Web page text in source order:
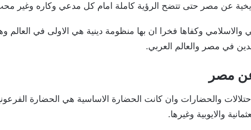
عن مصر حتى تتضح الرؤية كاملة امام كل مدعي وكاره وغير
والاسلامي وكفاها فخرا ان بها منظومة دينية هي الاولى في
في مصر والعالم العربي.
مصر
والحضارات وان كانت الحضارة الاساسية هي الحضارة
والايوبية وغيرها.